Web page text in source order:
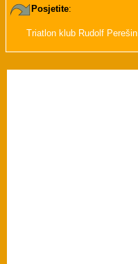
Posjetite:
Triatlon klub Rudolf Perešin